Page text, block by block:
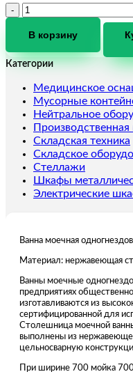
Количество
Ванна
цельнотянутая
мойкой
длина
1000
мм
В корзину
Категории
Медицинское
Мусорные
Нейтральное
Производственная
Складская техника
Складское
Стеллажи
Шкафы
Электрические
Ванна моечная
Материал: нержавеющая
Ванны моечные
предприятиях
изготавливаются из
сертифицированной для
Столешница моечной
выполнены из
цельносварную
При ширине 700 мойка